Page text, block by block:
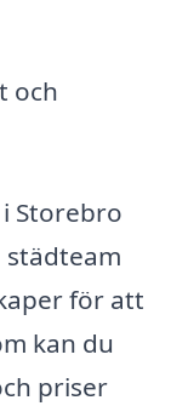
och
Storebro
för att
kan du
priser